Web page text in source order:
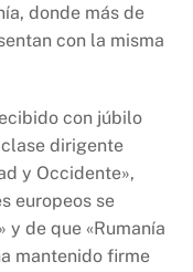
donde más de
con la misma
con júbilo
dirigente
y Occidente»,
europeos se
​​y de que «Rumanía
mantenido firme